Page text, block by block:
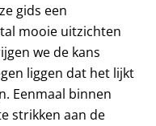
gids een
mooie uitzichten
we de kans
liggen dat het lijkt
Eenmaal binnen
strikken aan de